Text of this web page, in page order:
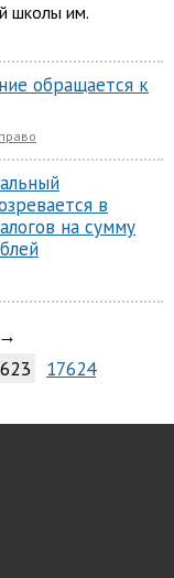
школы им.
обращается к
в
на сумму
→
17624